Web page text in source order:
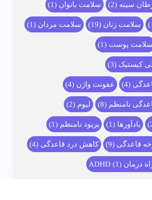
سینه (2) سلامت بانوان (1)
سلامت زنان (19) سلامت مردان (1)
سلامت پوست (1)
کیستیک (3)
(4) عفونت واژن (4)
نامنظم (8) لیوم (2)
يادآورها (1) پریود نامنظم (1)
قاعدگی (9) کاهش درد قاعدگی (4)
(1)